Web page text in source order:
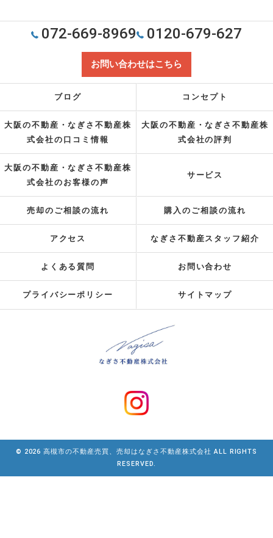
072-669-8969 0120-679-627
お問い合わせはこちら
ブログ コンセプト
大阪の不動産・なぎさ不動産株
式会社の口コミ情報
大阪の不動産・なぎさ不動産株
式会社の評判
大阪の不動産・なぎさ不動産株
式会社のお客様の声
サービス
売却のご相談の流れ 購入のご相談の流れ
アクセス なぎさ不動産スタッフ紹介
よくある質問 お問い合わせ
プライバシーポリシー サイトマップ
© 2026 高槻市の不動産売買、売却はなぎさ不動産株式会社 ALL RIGHTS
RESERVED.